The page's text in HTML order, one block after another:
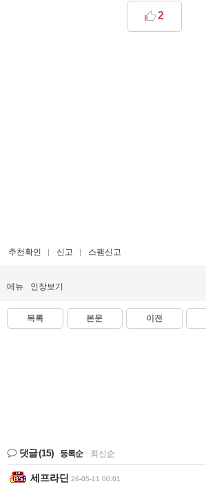
2
추천확인 신고 스팸신고
메뉴 인장보기
목록 본문 이전
댓글(15) 등록순 최신순
세프라딘 26-05-11 00:01